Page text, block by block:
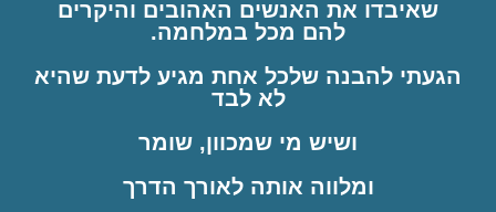
שאיבדו את האנשים האהובים והיקרים
להם מכל במלחמה.
הגעתי להבנה שלכל אחת מגיע לדעת שהיא
לא לבד
ושיש מי שמכוון, שומר
ומלווה אותה לאורך הדרך